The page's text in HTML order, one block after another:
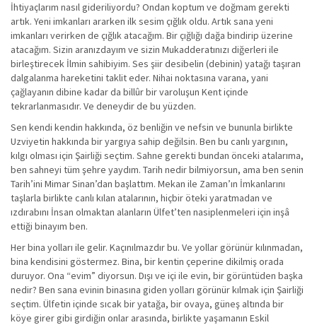
İhtiyaçlarım nasıl gideriliyordu? Ondan koptum ve doğmam gerekti
artık. Yeni imkanları ararken ilk sesim çığlık oldu. Artık sana yeni
imkanları verirken de çığlık atacağım. Bir çığlığı dağa bindirip üzerine
atacağım. Sizin aranızdayım ve sizin Mukadderatınızı diğerleri ile
birleştirecek İlmin sahibiyim. Ses şiir desibelin (debinin) yatağı taşıran
dalgalanma hareketini taklit eder. Nihai noktasına varana, yani
çağlayanın dibine kadar da billûr bir varoluşun Kent içinde
tekrarlanmasıdır. Ve deneydir de bu yüzden.
Sen kendi kendin hakkında, öz benliğin ve nefsin ve bununla birlikte
Uzviyetin hakkında bir yargıya sahip değilsin. Ben bu canlı yargının,
kılgı olması için Şairliği seçtim. Sahne gerekti bundan önceki atalarıma,
ben sahneyi tüm şehre yaydım. Tarih nedir bilmiyorsun, ama ben senin
Tarih’ini Mimar Sinan’dan başlattım. Mekan ile Zaman’ın İmkanlarını
taşlarla birlikte canlı kılan atalarının, hiçbir öteki yaratmadan ve
ızdırabını İnsan olmaktan alanların Ülfet’ten nasiplenmeleri için inşâ
ettiği binayım ben.
Her bina yolları ile gelir. Kaçınılmazdır bu. Ve yollar görünür kılınmadan,
bina kendisini göstermez. Bina, bir kentin çeperine dikilmiş orada
duruyor. Ona “evim” diyorsun. Dışı ve içi ile evin, bir görüntüden başka
nedir? Ben sana evinin binasına giden yolları görünür kılmak için Şairliği
seçtim. Ülfetin içinde sıcak bir yatağa, bir ovaya, güneş altında bir
köye girer gibi girdiğin onlar arasında, birlikte yaşamanın Eskil